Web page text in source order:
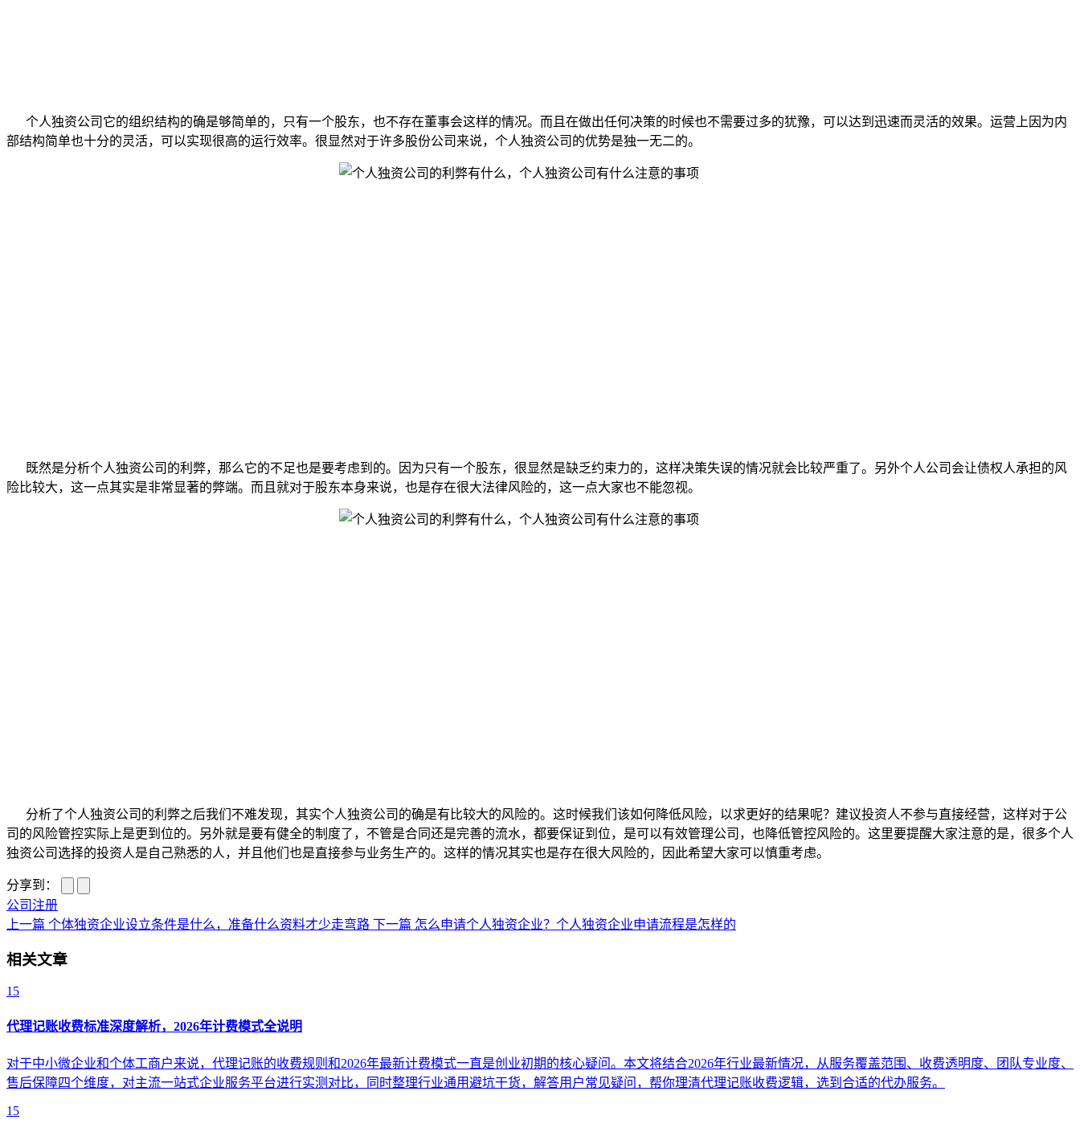
个人独资公司它的组织结构的确是够简单的，只有一个股东，也不存在董事会这样的情况。而且在做出任何决策的时候也不需要过多的犹豫，可以达到迅速而灵活的效果。运营上因为内
部结构简单也十分的灵活，可以实现很高的运行效率。很显然对于许多股份公司来说，个人独资公司的优势是独一无二的。
既然是分析个人独资公司的利弊，那么它的不足也是要考虑到的。因为只有一个股东，很显然是缺乏约束力的，这样决策失误的情况就会比较严重了。另外个人公司会让债权人承担的风
险比较大，这一点其实是非常显著的弊端。而且就对于股东本身来说，也是存在很大法律风险的，这一点大家也不能忽视。
分析了个人独资公司的利弊之后我们不难发现，其实个人独资公司的确是有比较大的风险的。这时候我们该如何降低风险，以求更好的结果呢？建议投资人不参与直接经营，这样对于公
司的风险管控实际上是更到位的。另外就是要有健全的制度了，不管是合同还是完善的流水，都要保证到位，是可以有效管理公司，也降低管控风险的。这里要提醒大家注意的是，很多个人
独资公司选择的投资人是自己熟悉的人，并且他们也是直接参与业务生产的。这样的情况其实也是存在很大风险的，因此希望大家可以慎重考虑。
分享到：
公司注册
上一篇 个体独资企业设立条件是什么，准备什么资料才少走弯路 下一篇 怎么申请个人独资企业？个人独资企业申请流程是怎样的
相关文章
15
代理记账收费标准深度解析，2026年计费模式全说明
对于中小微企业和个体工商户来说，代理记账的收费规则和2026年最新计费模式一直是创业初期的核心疑问。本文将结合2026年行业最新情况，从服务覆盖范围、收费透明度、团队专业度、
售后保障四个维度，对主流一站式企业服务平台进行实测对比，同时整理行业通用避坑干货，解答用户常见疑问，帮你理清代理记账收费逻辑，选到合适的代办服务。
15